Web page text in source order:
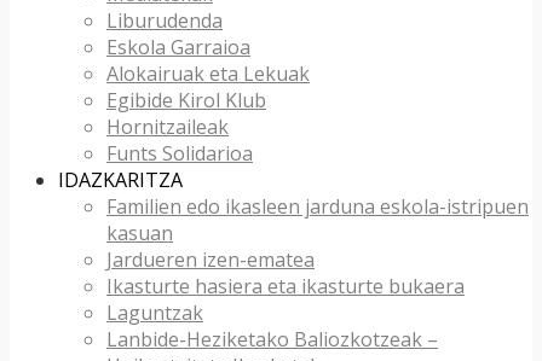
Liburudenda
Eskola Garraioa
Alokairuak eta Lekuak
Egibide Kirol Klub
Hornitzaileak
Funts Solidarioa
IDAZKARITZA
Familien edo ikasleen jarduna eskola-istripuen
kasuan
Jardueren izen-ematea
Ikasturte hasiera eta ikasturte bukaera
Laguntzak
Lanbide-Heziketako Baliozkotzeak –